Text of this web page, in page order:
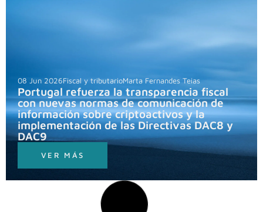
VER MÁS
Portugal refuerza la transparencia fiscal
con nuevas normas de comunicación de
información sobre criptoactivos y la
implementación de las Directivas DAC8 y
DAC9
08 Jun 2026Fiscal y tributarioMarta Fernandes Teias